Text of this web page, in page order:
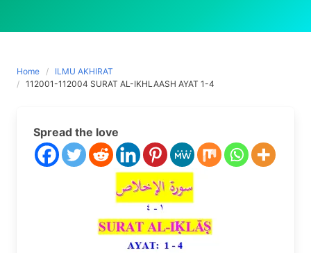
Home
ILMU AKHIRAT
112001-112004 SURAT AL-IKHLAASH AYAT 1-4
Spread the love